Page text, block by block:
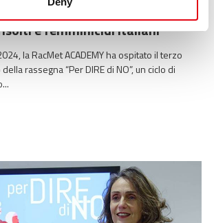
della rassegna "Per DIRE di
e femminicidi italiani
la RacMet ACADEMY ha ospitato il terzo
rassegna “Per DIRE di NO”, un ciclo di